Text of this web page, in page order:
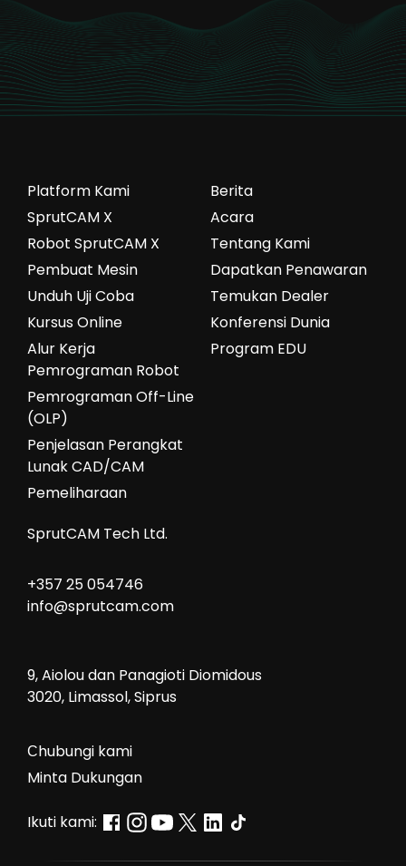
Berita
Acara
Tentang Kami
Dapatkan Penawaran
Temukan Dealer
Konferensi Dunia
Program EDU
Platform Kami
SprutCAM X
Robot SprutCAM X
Pembuat Mesin
Unduh Uji Coba
Kursus Online
Alur Kerja
Pemrograman Robot
Pemrograman Off-Line
(OLP)
Penjelasan Perangkat
Lunak CAD/CAM
Pemeliharaan
SprutCAM Tech Ltd.
+357 25 054746
info@sprutcam.com
9, Aiolou dan Panagioti Diomidous
3020, Limassol, Siprus
Сhubungi kami
Minta Dukungan
Ikuti kami: